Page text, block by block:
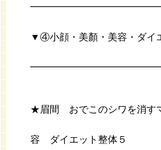
▼④小顔・美顏・美容・ダイ
★眉間 おでこのシワを消す
容 ダイエット整体５